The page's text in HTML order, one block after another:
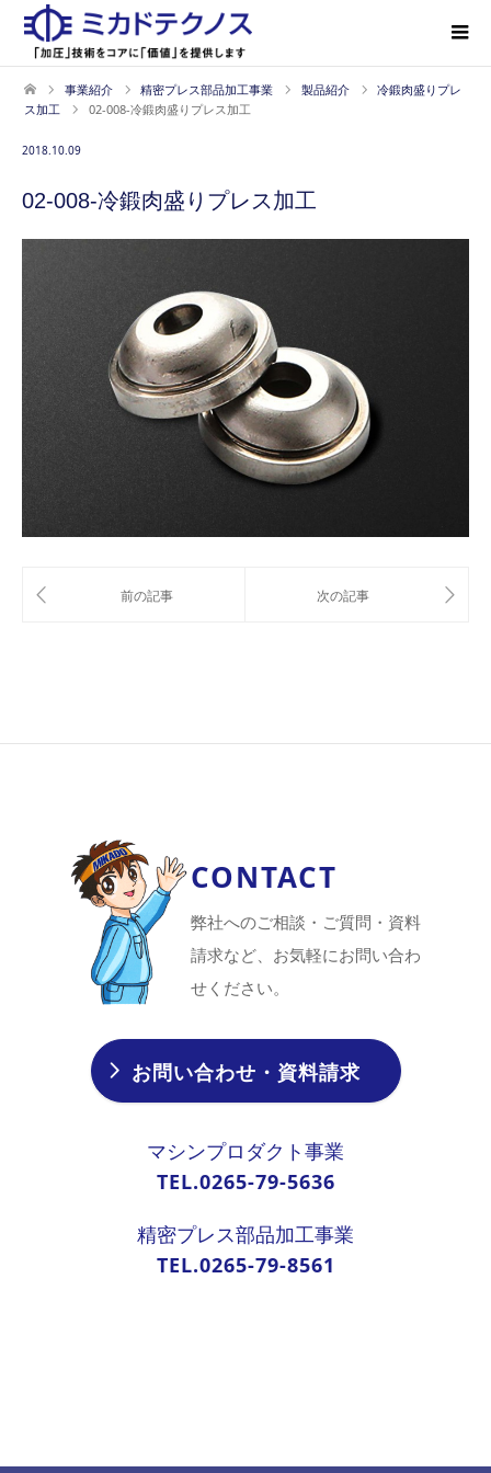
事業紹介 精密プレス部品加工事業 製品紹介
冷鍛肉盛りプレ
ス加工
02-008-冷鍛肉盛りプレス加工
2018.10.09
02-008-冷鍛肉盛りプレス加工
CONTACT
弊社へのご相談・ご質問・資料
請求など、お気軽にお問い合わ
せください。
お問い合わせ・資料請求
マシンプロダクト事業
TEL.0265-79-5636
精密プレス部品加工事業
TEL.0265-79-8561